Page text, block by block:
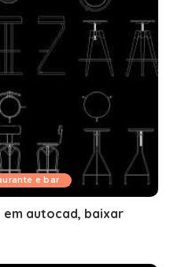
e bar
em autocad, baixar